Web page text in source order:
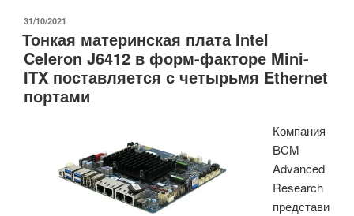
Pair
Ethernet
(SPE)
с
поддержкой
MACsec,
ОПУБЛИКОВАНО
31/10/2021
Тонкая материнская плата Intel
Celeron J6412 в форм-факторе Mini-
ITX поставляется с четырьмя Ethernet
портами
Компания
BCM
Advanced
Research
представи